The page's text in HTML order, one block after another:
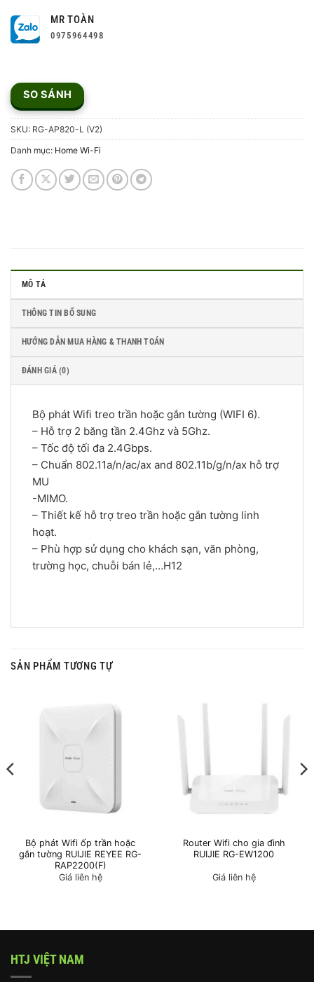
MR TOÀN
0975964498
SO SÁNH
SKU: RG-AP820-L (V2)
Danh mục: Home Wi-Fi
MÔ TẢ
THÔNG TIN BỔ SUNG
HƯỚNG DẪN MUA HÀNG & THANH TOÁN
ĐÁNH GIÁ (0)
Bộ phát Wifi treo trần hoặc gắn tường (WIFI 6).
– Hỗ trợ 2 băng tần 2.4Ghz và 5Ghz.
– Tốc độ tối đa 2.4Gbps.
– Chuẩn 802.11a/n/ac/ax and 802.11b/g/n/ax hỗ trợ
MU
-MIMO.
– Thiết kế hỗ trợ treo trần hoặc gắn tường linh
hoạt.
– Phù hợp sử dụng cho khách sạn, văn phòng,
trường học, chuỗi bán lẻ,…H12
SẢN PHẨM TƯƠNG TỰ
Bộ phát Wifi ốp trần hoặc
gắn tường RUIJIE REYEE RG-
RAP2200(F)
Giá liên hệ
Router Wifi cho gia đình
RUIJIE RG-EW1200
Giá liên hệ
HTJ VIỆT NAM